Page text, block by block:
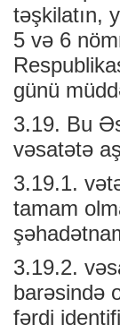
təşkilatın,
5 və 6
günü
3.19. Bu
vəsatətə
3.19.1.
tamam
3.19.2.
barəsində
fərdi